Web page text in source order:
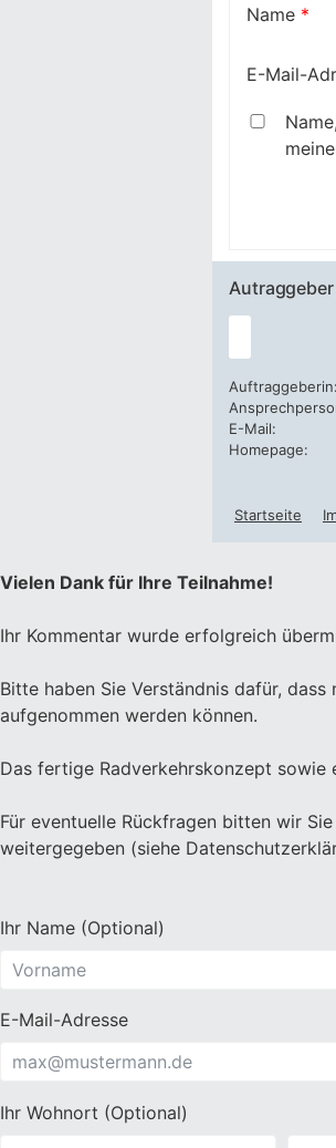
Name *
E-Mail-
Autraggeber
Auftraggeberin:
E-Mail:
Homepage:
Startseite
Vielen Dank für Ihre Teilnahme!
Ihr Kommentar wurde erfolgreich
Bitte haben Sie Verständnis dafür,
aufgenommen werden können.
Das fertige Radverkehrskonzept sowie
Für eventuelle Rückfragen bitten wir
weitergegeben (siehe
Ihr Name (Optional)
E-Mail-Adresse
Ihr Wohnort (Optional)